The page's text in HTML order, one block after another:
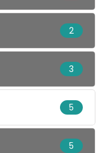
2
3
5
5